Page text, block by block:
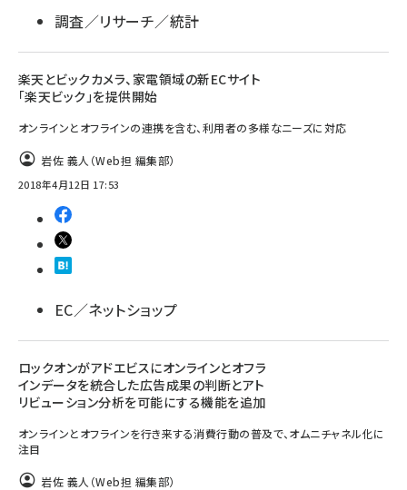
調査／リサーチ／統計
楽天とビックカメラ、家電領域の新ECサイト
「楽天ビック」を提供開始
オンラインとオフラインの連携を含む、利用者の多様なニーズに対応
岩佐 義人（Web担 編集部）
2018年4月12日 17:53
EC／ネットショップ
ロックオンがアドエビスにオンラインとオフラ
インデータを統合した広告成果の判断とアト
リビューション分析を可能にする機能を追加
オンラインとオフラインを行き来する消費行動の普及で、オムニチャネル化に
注目
岩佐 義人（Web担 編集部）